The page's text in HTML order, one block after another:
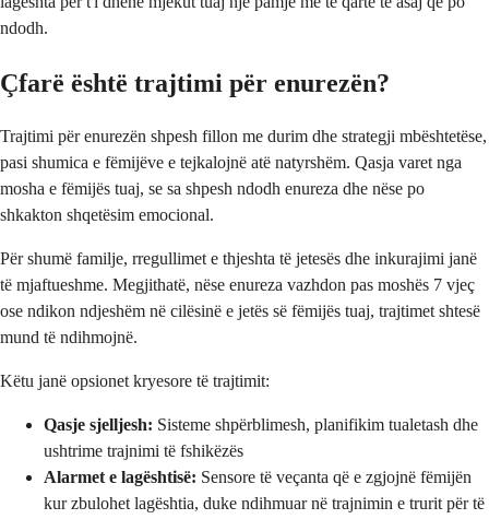
ndodh.
Çfarë është trajtimi për enurezën?
Trajtimi për enurezën shpesh fillon me durim dhe strategji mbështetëse,
pasi shumica e fëmijëve e tejkalojnë atë natyrshëm. Qasja varet nga
mosha e fëmijës tuaj, se sa shpesh ndodh enureza dhe nëse po
shkakton shqetësim emocional.
Për shumë familje, rregullimet e thjeshta të jetesës dhe inkurajimi janë
të mjaftueshme. Megjithatë, nëse enureza vazhdon pas moshës 7 vjeç
ose ndikon ndjeshëm në cilësinë e jetës së fëmijës tuaj, trajtimet shtesë
mund të ndihmojnë.
Këtu janë opsionet kryesore të trajtimit:
Qasje sjelljesh: Sisteme shpërblimesh, planifikim tualetash dhe
ushtrime trajnimi të fshikëzës
Alarmet e lagështisë: Sensore të veçanta që e zgjojnë fëmijën
kur zbulohet lagështia, duke ndihmuar në trajnimin e trurit për të